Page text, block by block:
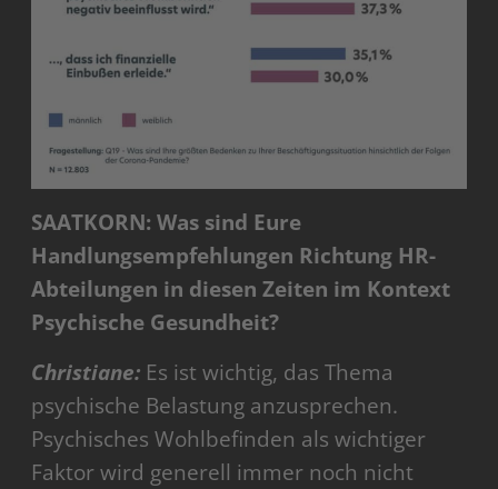
SAATKORN: Was sind Eure
Handlungsempfehlungen Richtung HR-
Abteilungen in diesen Zeiten im Kontext
Psychische Gesundheit?
Christiane: Es ist wichtig, das Thema
psychische Belastung anzusprechen.
Psychisches Wohlbefinden als wichtiger
Faktor wird generell immer noch nicht